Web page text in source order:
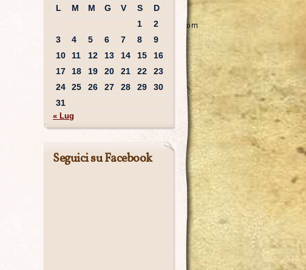
L
M M G V S
D
1
2
3
4 5 6 7 8
9
10
11 12 13 14 15
16
17
18 19 20 21 22
23
24
25 26 27 28 29
30
31
« Lug
Seguici su Facebook